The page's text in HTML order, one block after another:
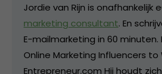
Jordie van Rijn is onafhankelijk
marketing consultant. En
E-mailmarketing in 60 minuten.
Online Marketing Influencers to
Entrepreneur.com Hij houdt